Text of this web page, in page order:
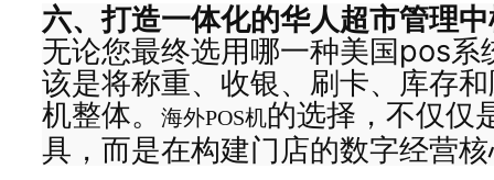
六、打造一体化的华人超市管理
无论您最终选用哪一种美国pos系
该是将称重、收银、刷卡、库存
机整体。
海外POS机的选择，不仅仅
具，而是在构建门店的数字经营